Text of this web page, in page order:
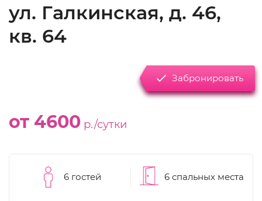
ул. Галкинская, д. 46,
кв. 64
Забронировать
от 4600 р./сутки
6 гостей 6 спальных места